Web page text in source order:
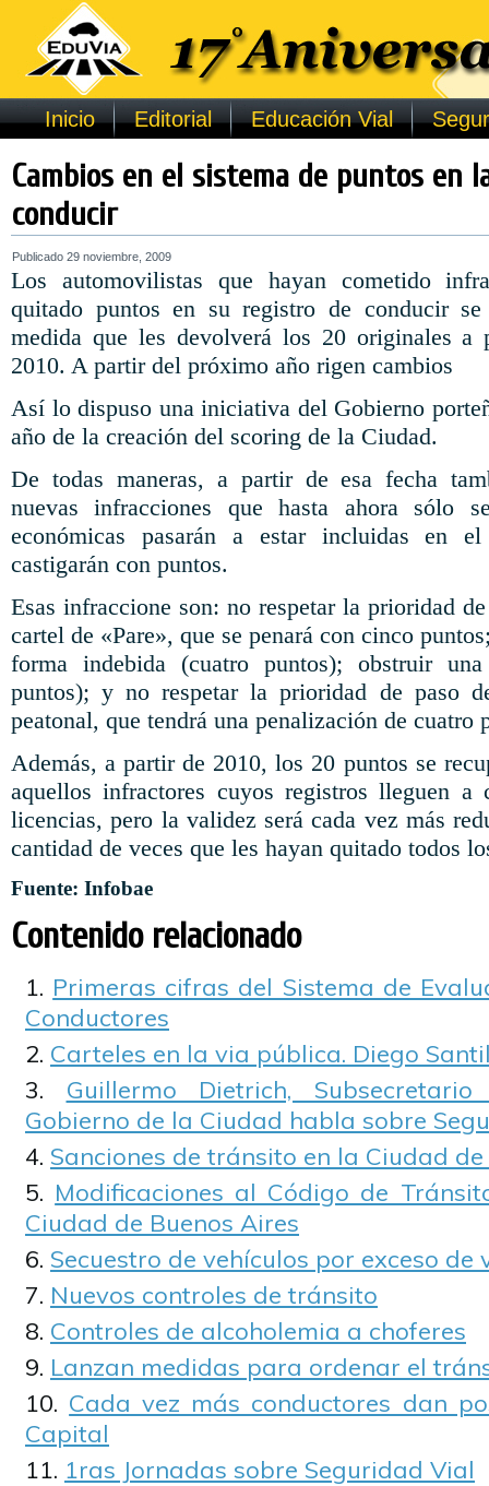
Inicio Editorial Educación Vial
Cambios en el sistema de puntos en
conducir
Publicado 29 noviembre, 2009
Los automovilistas que hayan cometido
quitado puntos en su registro de conducir
medida que les devolverá los 20 originales
2010. A partir del próximo año rigen cambios
Así lo dispuso una iniciativa del Gobierno
año de la creación del scoring de la Ciudad.
De todas maneras, a partir de esa fecha
nuevas infracciones que hasta ahora sólo
económicas pasarán a estar incluidas en
castigarán con puntos.
Esas infraccione son: no respetar la prioridad
cartel de «Pare», que se penará con cinco
forma indebida (cuatro puntos); obstruir
puntos); y no respetar la prioridad de paso
peatonal, que tendrá una penalización de cuatro
Además, a partir de 2010, los 20 puntos se
aquellos infractores cuyos registros lleguen a
licencias, pero la validez será cada vez más
cantidad de veces que les hayan quitado todos
Fuente: Infobae
Contenido relacionado
Primeras cifras del Sistema de
Conductores
Carteles en la via pública. Diego
Guillermo Dietrich,
Gobierno de la Ciudad habla sobre
Sanciones de tránsito en la Ciudad
Modificaciones al Código de
Ciudad de Buenos Aires
Secuestro de vehículos por exceso de
Nuevos controles de tránsito
Controles de alcoholemia a choferes
Lanzan medidas para ordenar el
Cada vez más conductores dan
Capital
1ras Jornadas sobre Seguridad Vial